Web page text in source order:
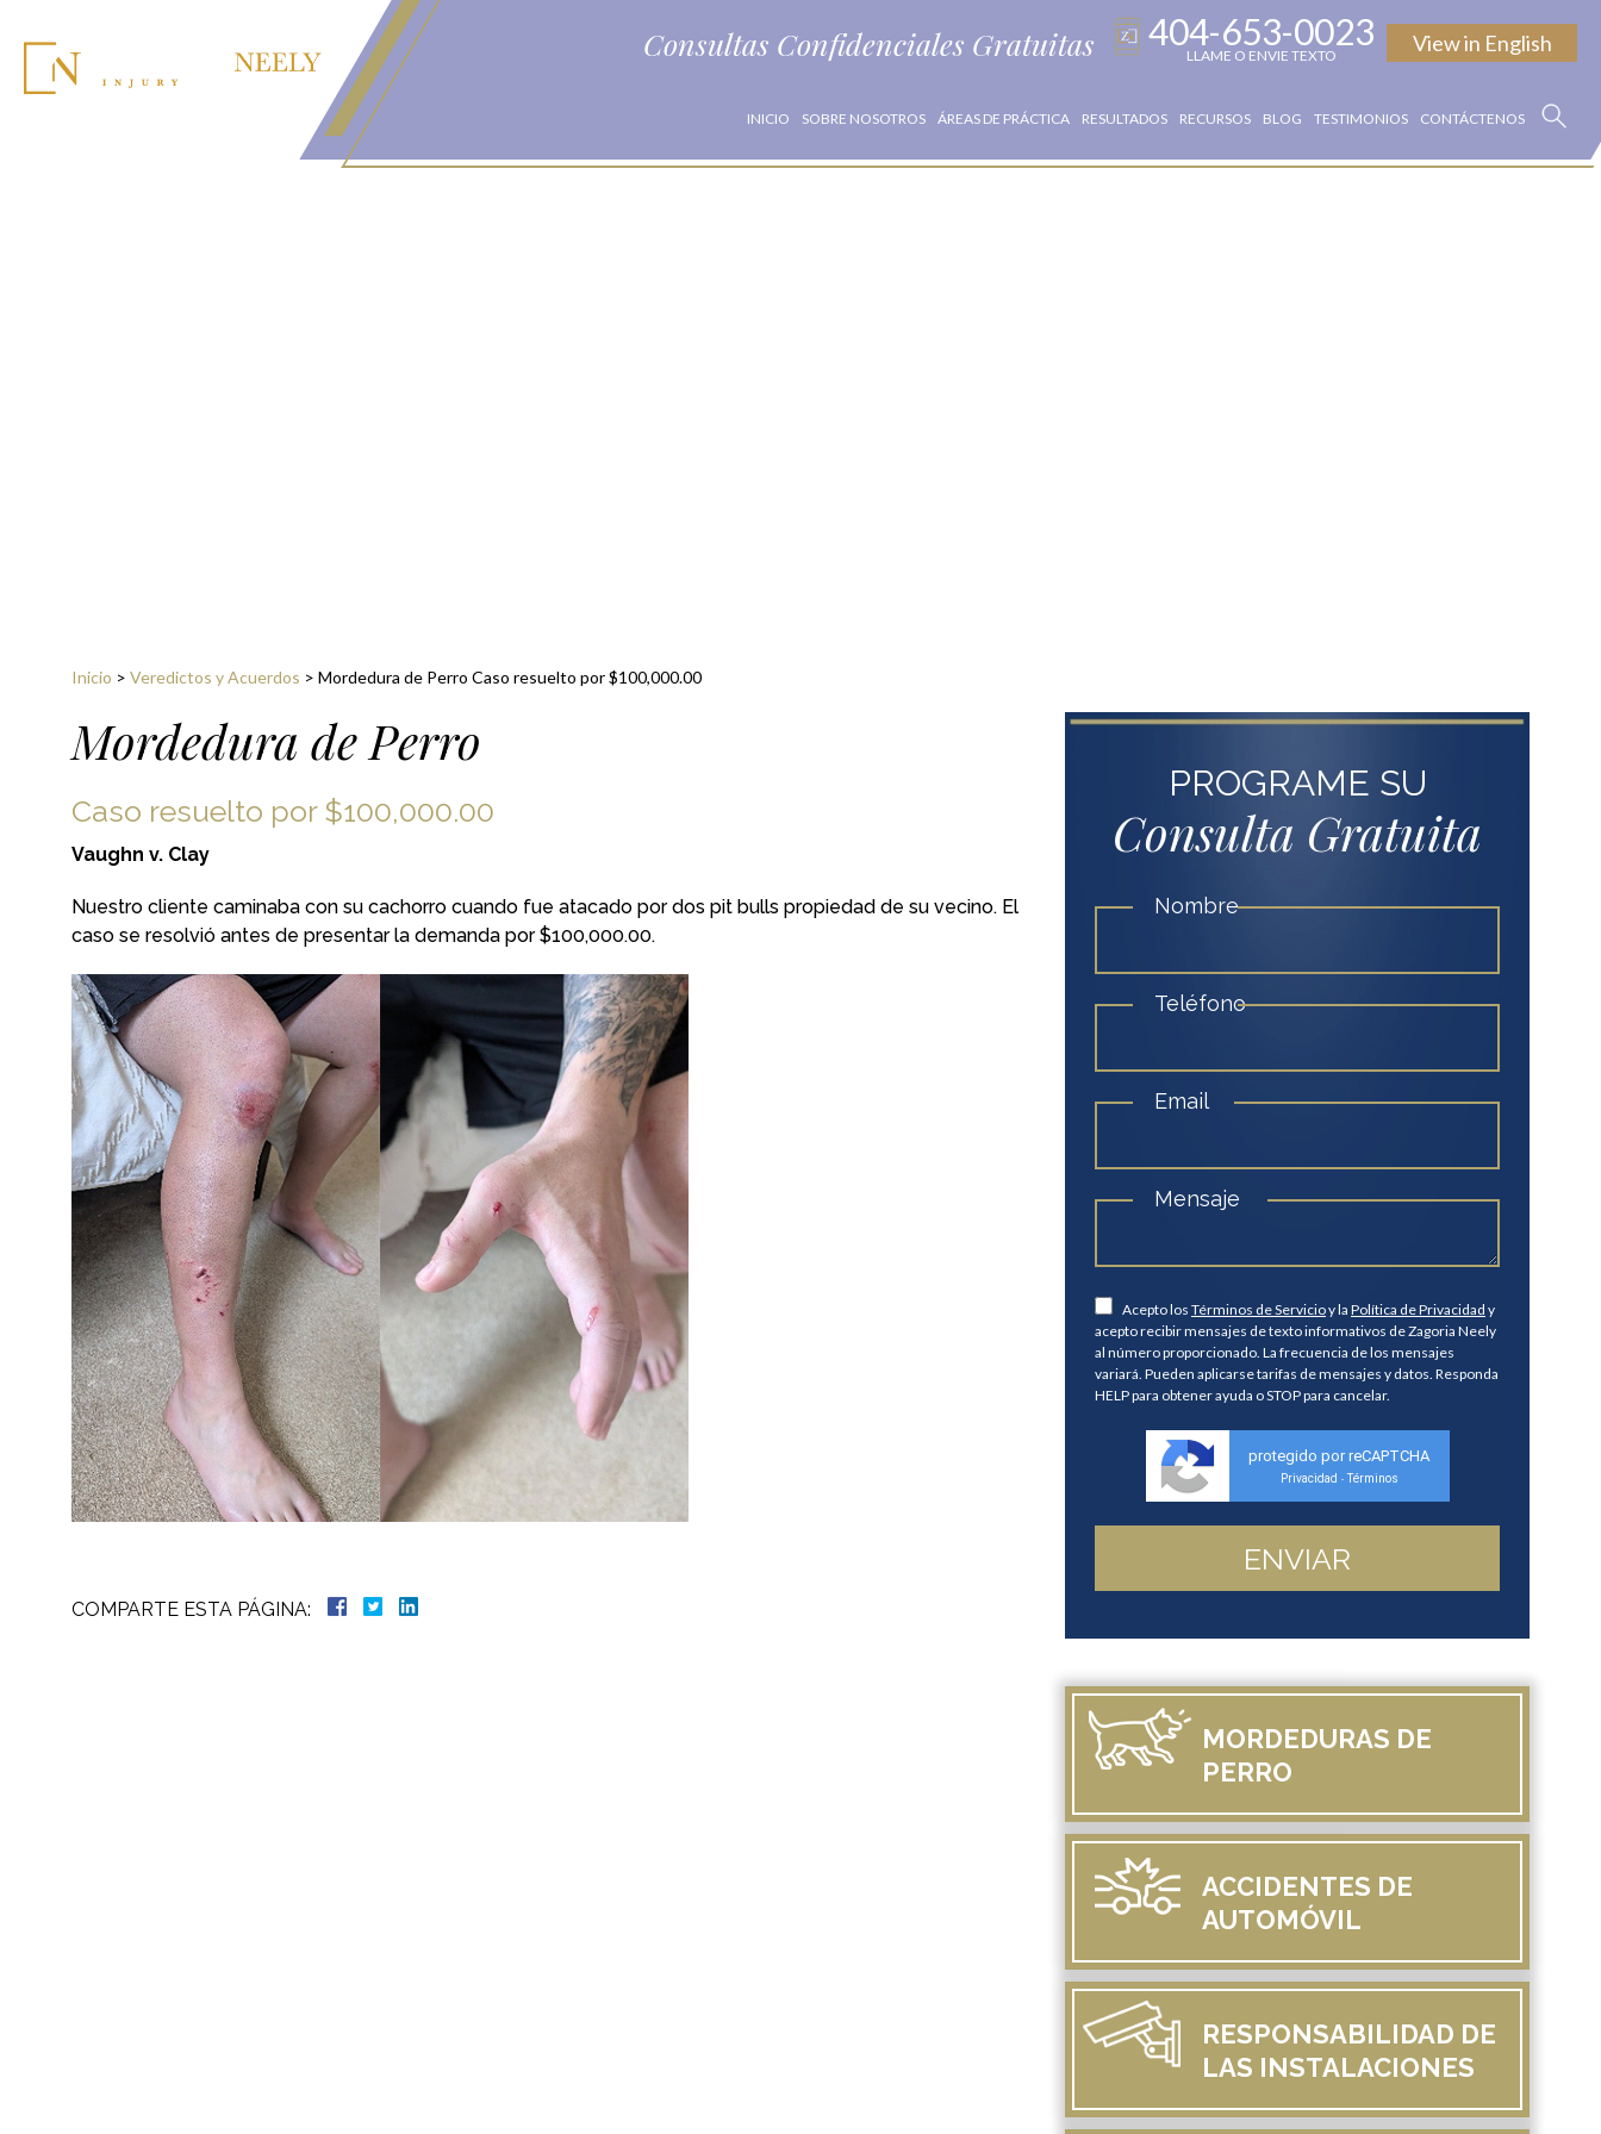
Consultas Confidenciales Gratuitas 404-653-0023
LLAME O ENVIE TEXTO View in English
INICIO SOBRE NOSOTROS ÁREAS DE PRÁCTICA RESULTADOS RECURSOS BLOG TESTIMONIOS CONTÁCTENOS
Inicio > Veredictos y Acuerdos > Mordedura de Perro Caso resuelto por $100,000.00
Mordedura de Perro
Caso resuelto por $100,000.00
Vaughn v. Clay
Nuestro cliente caminaba con su cachorro cuando fue atacado por dos pit bulls propiedad de su vecino. El
caso se resolvió antes de presentar la demanda por $100,000.00.
COMPARTE ESTA PÁGINA:
PROGRAME SU
Consulta Gratuita
Nombre
Teléfono
Email
Mensaje
Acepto los Términos de Servicioy la Política de Privacidad y
acepto recibir mensajes de texto informativos de Zagoria Neely
al número proporcionado. La frecuencia de los mensajes
variará. Pueden aplicarse tarifas de mensajes y datos. Responda
HELP para obtener ayuda o STOP para cancelar.
protegido por reCAPTCHA
Privacidad - Términos
MORDEDURAS DE
PERRO
ACCIDENTES DE
AUTOMÓVIL
RESPONSABILIDAD DE
LAS INSTALACIONES